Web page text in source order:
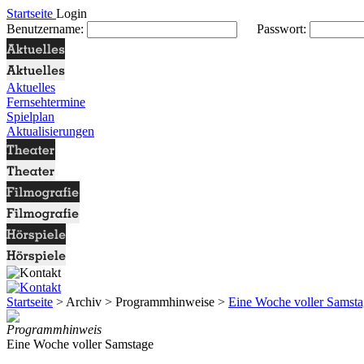
Startseite Login
Benutzername:
Passwort:
Aktuelles
Fernsehtermine
Spielplan
Aktualisierungen
Startseite > Archiv > Programmhinweise > Eine Woche voller
Programmhinweis
Eine Woche voller Samstage